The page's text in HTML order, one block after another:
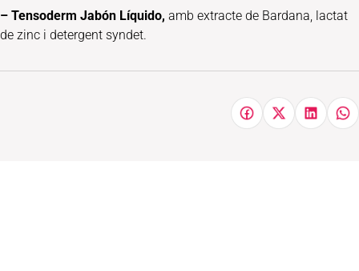
– Tensoderm Jabón Líquido, amb extracte de Bardana, lactat
de zinc i detergent syndet.